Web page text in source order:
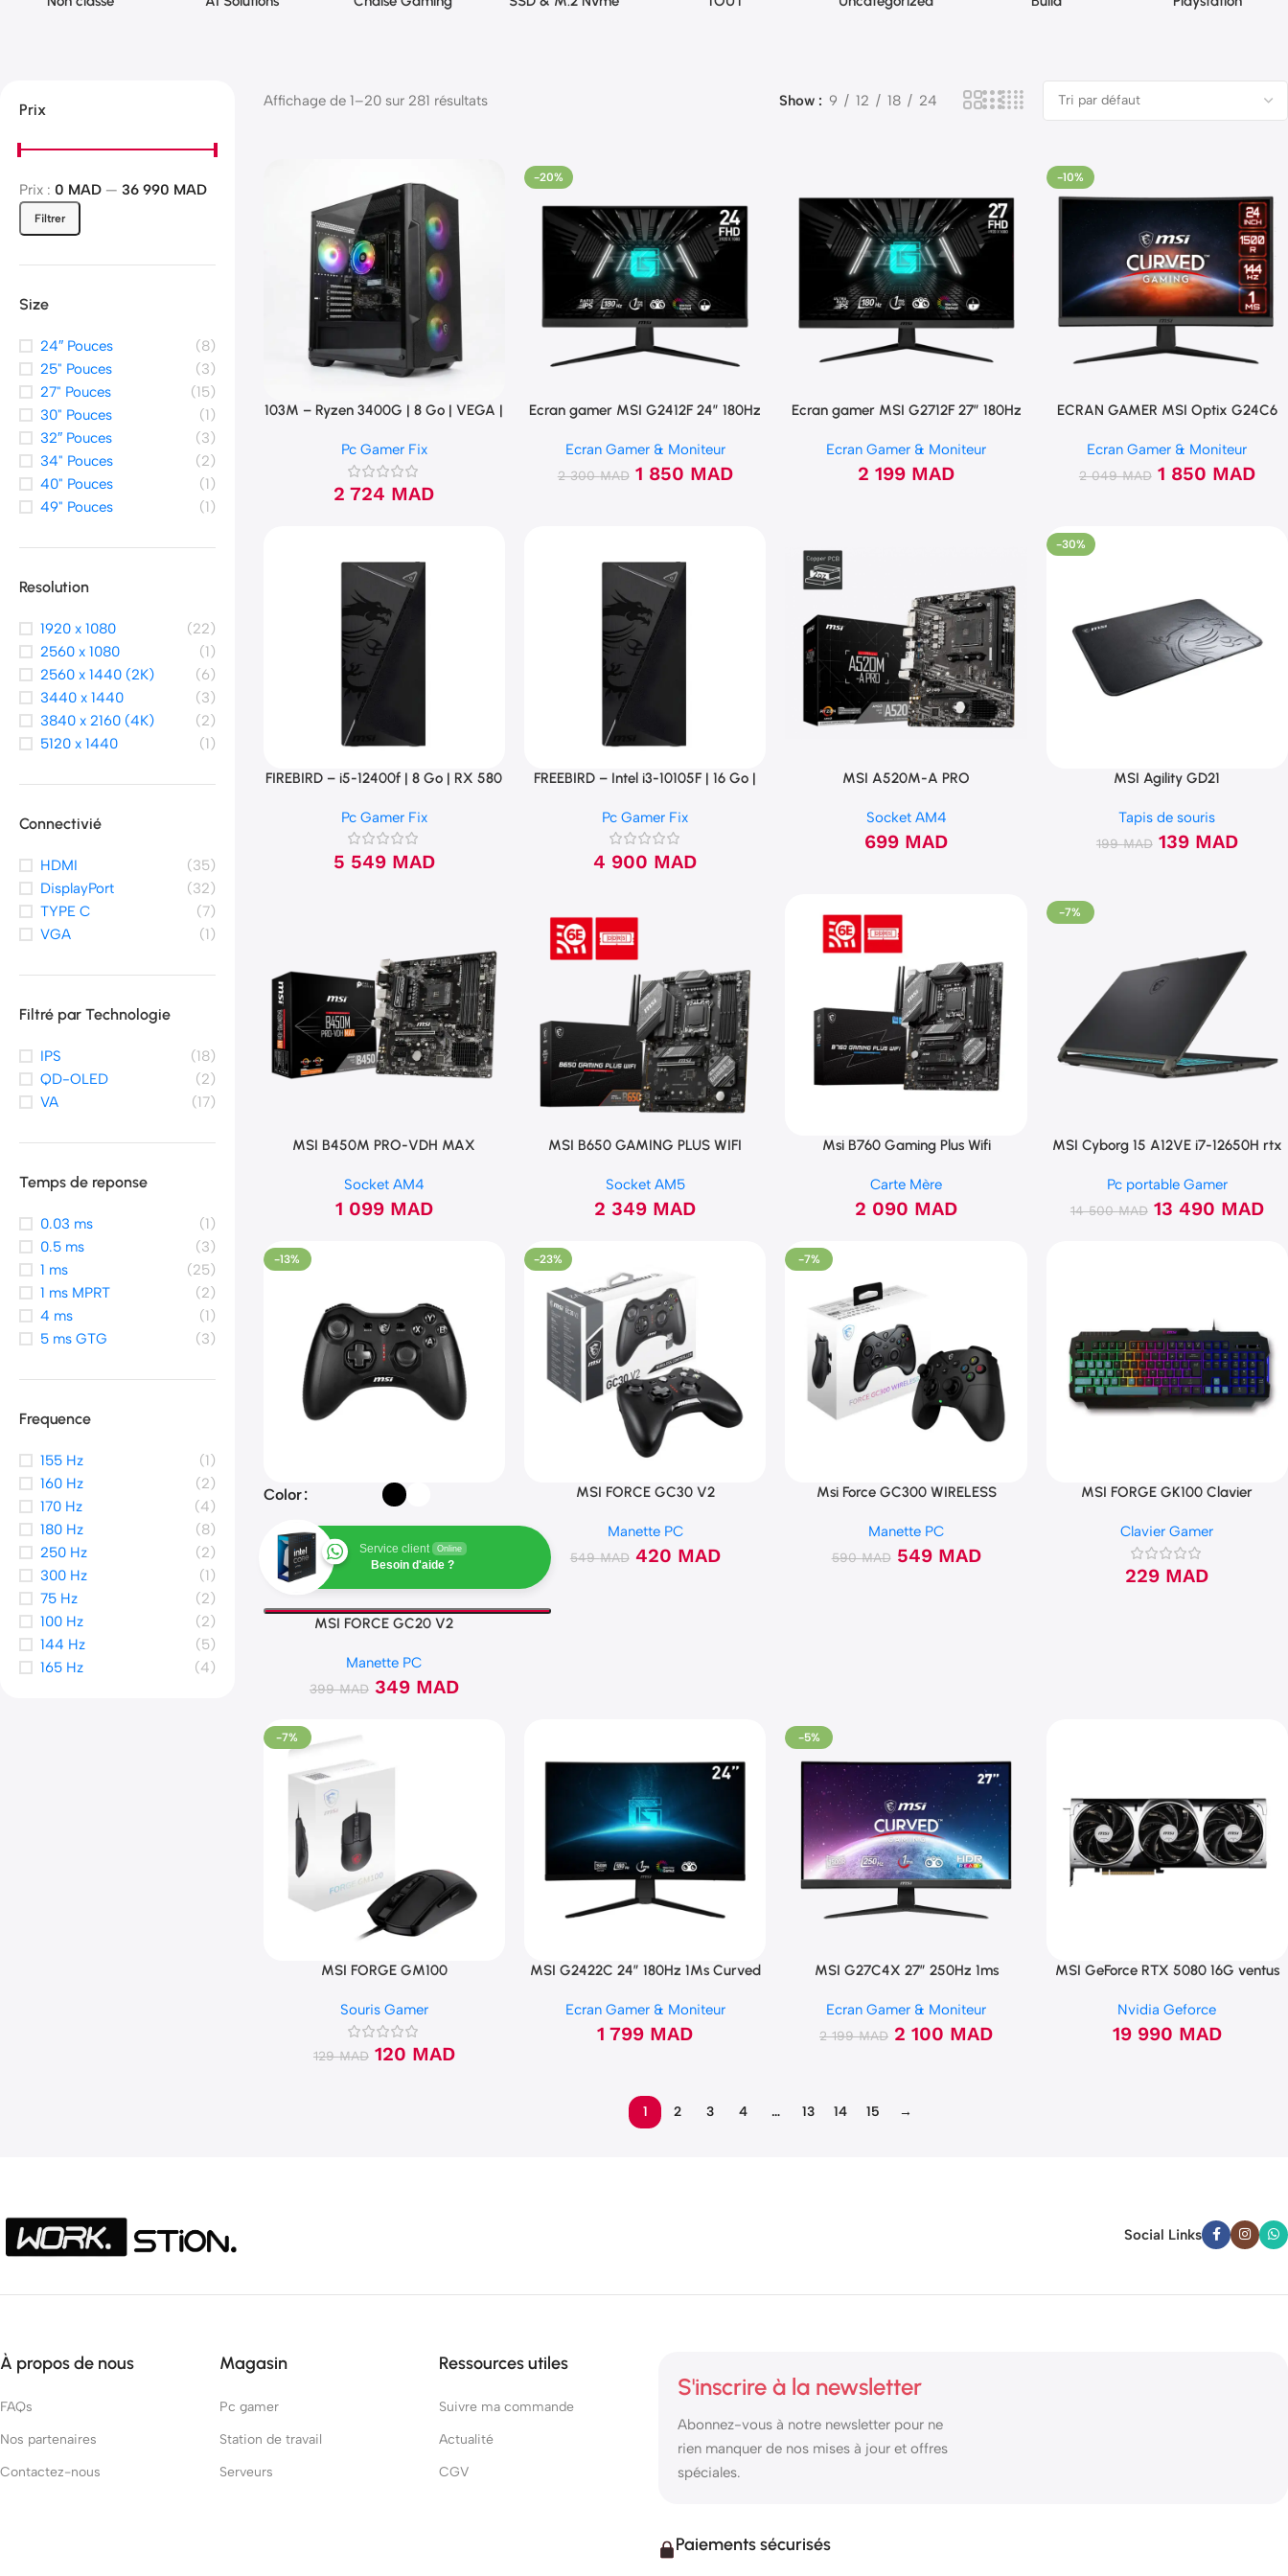
Prix
Filtrer
Prix : 0 MAD — 36 990 MAD
Size
24″ Pouces
(8)
25" Pouces
(3)
27" Pouces
(15)
30" Pouces
(1)
32″ Pouces
(3)
34" Pouces
(2)
40" Pouces
(1)
49" Pouces
(1)
Resolution
1920 x 1080
(22)
2560 x 1080
(1)
2560 x 1440 (2K)
(6)
3440 x 1440
(3)
3840 x 2160 (4K)
(2)
5120 x 1440
(1)
Connectivié
HDMI
(35)
DisplayPort
(32)
TYPE C
(7)
VGA
(1)
Filtré par Technologie
IPS
(18)
QD-OLED
(2)
VA
(17)
Temps de reponse
0.03 ms
(1)
0.5 ms
(3)
1 ms
(25)
1 ms MPRT
(2)
4 ms
(1)
5 ms GTG
(3)
Frequence
155 Hz
(1)
160 Hz
(2)
170 Hz
(4)
180 Hz
(8)
250 Hz
(2)
300 Hz
(1)
75 Hz
(2)
100 Hz
(2)
144 Hz
(5)
165 Hz
(4)
Affichage de 1–20 sur 281 résultats Show 9 12 18 24
103M – Ryzen 3400G | 8 Go | VEGA |
Pc Gamer Fix
2 724 MAD
-20%
Ecran gamer MSI G2412F 24″ 180Hz
Ecran Gamer & Moniteur
2 300MAD 1 850 MAD
Ecran gamer MSI G2712F 27″ 180Hz
Ecran Gamer & Moniteur
2 199 MAD
-10%
ECRAN GAMER MSI Optix G24C6
Ecran Gamer & Moniteur
2 049MAD 1 850 MAD
FIREBIRD – i5-12400f | 8 Go | RX 580
Pc Gamer Fix
5 549 MAD
FREEBIRD – Intel i3-10105F | 16 Go |
Pc Gamer Fix
4 900 MAD
MSI A520M-A PRO
Socket AM4
699 MAD
-30%
MSI Agility GD21
Tapis de souris
199MAD 139 MAD
MSI B450M PRO-VDH MAX
Socket AM4
1 099 MAD
MSI B650 GAMING PLUS WIFI
Socket AM5
2 349 MAD
Msi B760 Gaming Plus Wifi
Carte Mère
2 090 MAD
-7%
MSI Cyborg 15 A12VE i7-12650H rtx
Pc portable Gamer
14 500MAD 13 490 MAD
-13%
Color
Service client Online
Besoin d'aide ?
MSI FORCE GC20 V2
Manette PC
399MAD 349 MAD
-23%
MSI FORCE GC30 V2
Manette PC
549MAD 420 MAD
-7%
Msi Force GC300 WIRELESS
Manette PC
590MAD 549 MAD
MSI FORGE GK100 Clavier
Clavier Gamer
229 MAD
-7%
MSI FORGE GM100
Souris Gamer
129MAD 120 MAD
MSI G2422C 24″ 180Hz 1Ms Curved
Ecran Gamer & Moniteur
1 799 MAD
-5%
MSI G27C4X 27″ 250Hz 1ms
Ecran Gamer & Moniteur
2 199MAD 2 100 MAD
MSI GeForce RTX 5080 16G ventus
Nvidia Geforce
19 990 MAD
1 2 3 4 … 13 14 15 →
Social Links
À propos de nous
FAQs
Nos partenaires
Contactez-nous
Magasin
Pc gamer
Station de travail
Serveurs
Ressources utiles
Suivre ma commande
Actualité
CGV
S'inscrire à la newsletter
Abonnez-vous à notre newsletter pour ne
rien manquer de nos mises à jour et offres
spéciales.
Paiements sécurisés